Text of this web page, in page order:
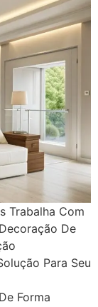
Trabalha Com
De
Para Seu
Forma